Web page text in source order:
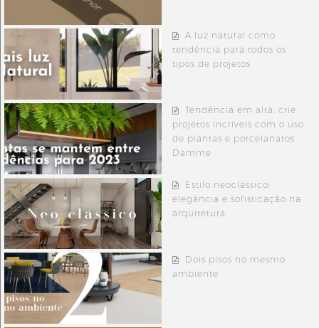
A luz natural como
tendência para todos os
tipos de projetos
Tendência em alta: crie
projetos incríveis com o uso
de plantas e porcelanatos
Damme
Estilo neoclássico:
elegância e sofisticação na
arquitetura
Dois pisos no mesmo
ambiente